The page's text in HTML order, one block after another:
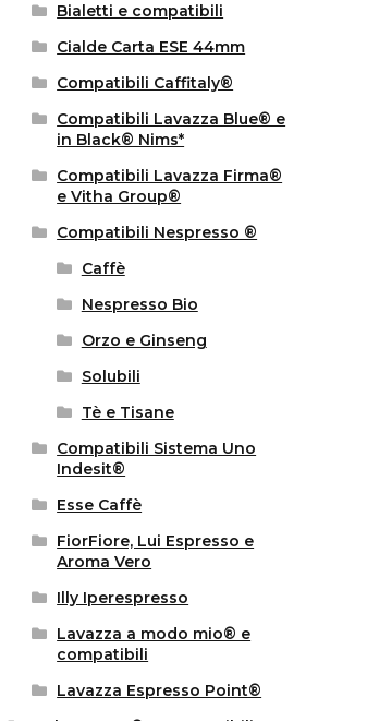
Bialetti e compatibili
Cialde Carta ESE 44mm
Compatibili Caffitaly®
Compatibili Lavazza Blue® e
in Black® Nims*
Compatibili Lavazza Firma®
e Vitha Group®
Compatibili Nespresso ®
Caffè
Nespresso Bio
Orzo e Ginseng
Solubili
Tè e Tisane
Compatibili Sistema Uno
Indesit®
Esse Caffè
FiorFiore, Lui Espresso e
Aroma Vero
Illy Iperespresso
Lavazza a modo mio® e
compatibili
Lavazza Espresso Point®